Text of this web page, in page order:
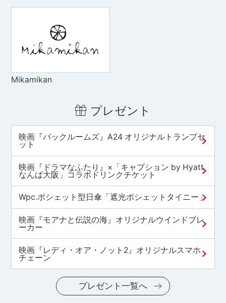
Mikamikan
プレゼント
映画『バックルームズ』A24 オリジナルトランプセ
ット
映画『ドラマなふたり』×「キャプション by Hyatt
なんば大阪」コラボドリンクチケット
Wpc.ポシェット型日傘「遮光ポシェットタイニー」
映画『モアナと伝説の海』オリジナルウインドブレ
ーカー
映画『レディ・オア・ノット2』オリジナルスマホ
チェーン
プレゼント一覧へ